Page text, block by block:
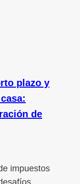
plazo y
de
impuestos